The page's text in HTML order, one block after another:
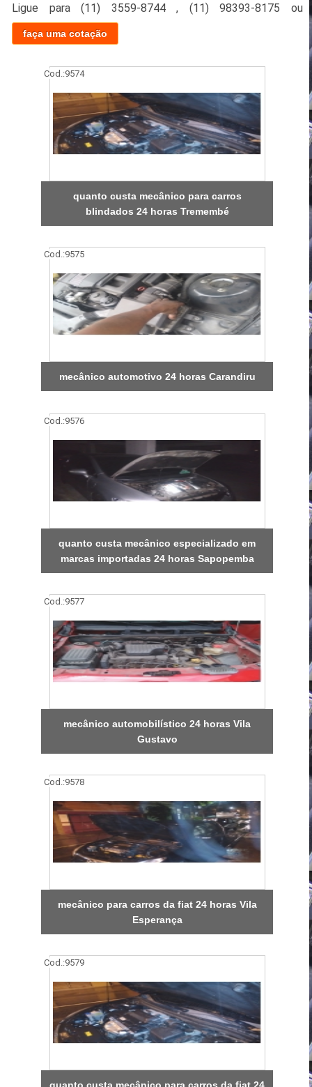
Ligue para(11) 3559-8744, (11) 98393-8175 ou
faça uma cotação
Cod.:9574
quanto custa mecânico para carros
blindados 24 horas Tremembé
Cod.:9575
mecânico automotivo 24 horas Carandiru
Cod.:9576
quanto custa mecânico especializado em
marcas importadas 24 horas Sapopemba
Cod.:9577
mecânico automobilístico 24 horas Vila
Gustavo
Cod.:9578
mecânico para carros da fiat 24 horas Vila
Esperança
Cod.:9579
quanto custa mecânico para carros da fiat 24